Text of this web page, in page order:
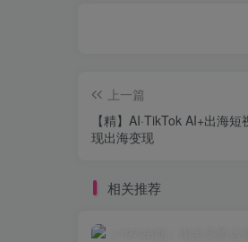
上一篇
【精】AI·TikTok AI+出海
现出海变现
相关推荐